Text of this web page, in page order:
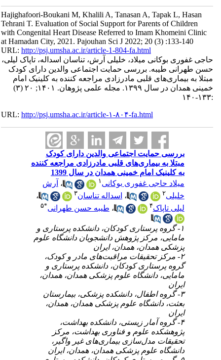
Hajighafoori-Boukani M, Khalili A, Tanasan A,
Tehrani T. Evaluation of Social Support for
with Congenital Heart Disease Referred to
at Hamadan City, 2021. Pajouhan Sci J 2022; 20
URL:http://psj.umsha.ac.ir/article-1-804-fa.html
میلاد، خلیلی آرش، تناسان اسداله، تاپاک لیلی،
بررسی حمایت اجتماعی والدین دارای کودک
قلبی مادرزادی مراجعه کننده به کلینیک امام
خمینی همدان در سال ۱۳۹۹. مجله علمی پژوهان. ۱۴۰۱; ۲۰ (۳)
URL:http://psj.umsha.ac.ir/article-۱-۸۰۴-fa.html
اجتماعی والدین دارای کودک
بیماری‌های قلبی مادرزادی مراجعه کننده
امام خمینی همدان در سال 1399
غفوری بوکانی۱ ،آرش
اسداله تناسان۳
،
، طیبه حسن طهرانی ۵
پرستاری کودکان، دانشکده‌ پرستاری و
مرکز پژوهش دانشجویان دانشگاه علوم
همدان، ایران
تحقیقات مراقبت‌های مادر و کودک،
کودکان، دانشکده‌ پرستاری و
دانشگاه علوم پزشکی همدان، همدان،
اطفال، دانشکده‌ پزشکی، بیمارستان
علوم پزشکی همدان، همدان،
آمار زیستی، دانشکده‌ بهداشت،
علوم و فناوری بهداشت، مرکز
مدل‌سازی بیماری‌های غیر واگیر،
پزشکی همدان، همدان، ایران